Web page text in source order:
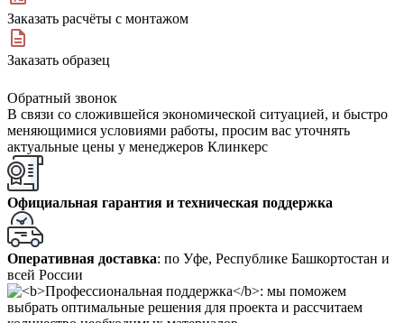
Заказать расчёты с монтажом
Заказать образец
Обратный звонок
В связи со сложившейся экономической ситуацией, и быстро
меняющимися условиями работы, просим вас уточнять
актуальные цены у менеджеров Клинкерс
Официальная гарантия и техническая поддержка
Оперативная доставка: по Уфе, Республике Башкортостан и
всей России